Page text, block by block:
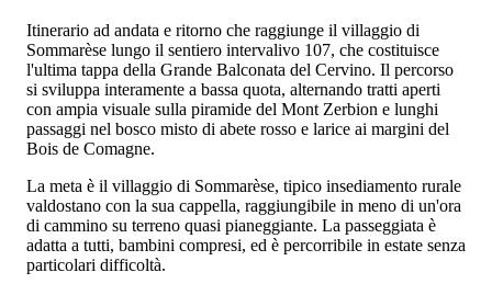
Itinerario ad andata e ritorno che raggiunge il villaggio di
Sommarèse lungo il sentiero intervalivo 107, che costituisce
l'ultima tappa della Grande Balconata del Cervino. Il percorso
si sviluppa interamente a bassa quota, alternando tratti aperti
con ampia visuale sulla piramide del Mont Zerbion e lunghi
passaggi nel bosco misto di abete rosso e larice ai margini del
Bois de Comagne.
La meta è il villaggio di Sommarèse, tipico insediamento rurale
valdostano con la sua cappella, raggiungibile in meno di un'ora
di cammino su terreno quasi pianeggiante. La passeggiata è
adatta a tutti, bambini compresi, ed è percorribile in estate senza
particolari difficoltà.